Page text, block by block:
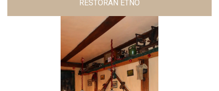
RESTORAN ETNO